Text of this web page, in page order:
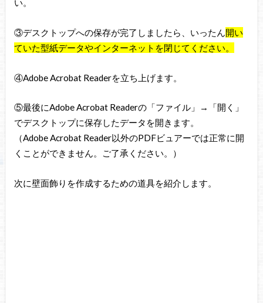
い。
③デスクトップへの保存が完了しましたら、いったん開い
ていた型紙データやインターネットを閉じてください。
④Adobe Acrobat Readerを立ち上げます。
⑤最後にAdobe Acrobat Readerの「ファイル」→「開く」
でデスクトップに保存したデータを開きます。
（Adobe Acrobat Reader以外のPDFビュアーでは正常に開
くことができません。ご了承ください。）
次に壁面飾りを作成するための道具を紹介します。